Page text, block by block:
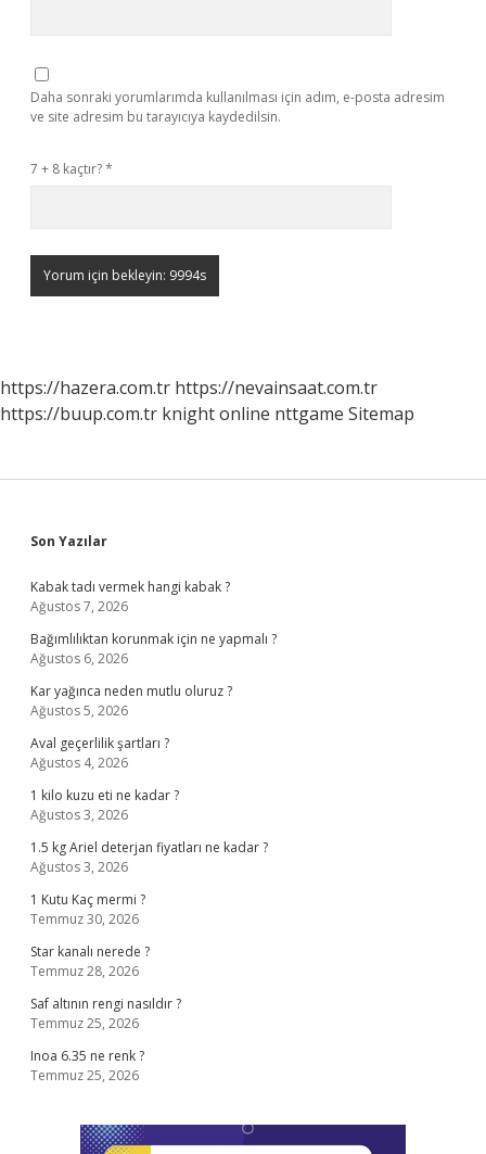
Daha sonraki yorumlarımda kullanılması için adım, e-posta adresim
ve site adresim bu tarayıcıya kaydedilsin.
7 + 8 kaçtır?*
https://hazera.com.tr https://nevainsaat.com.tr
https://buup.com.tr knight online nttgame Sitemap
Sidebar
Son Yazılar
Kabak tadı vermek hangi kabak ?
Ağustos 7, 2026
Bağımlılıktan korunmak için ne yapmalı ?
Ağustos 6, 2026
Kar yağınca neden mutlu oluruz ?
Ağustos 5, 2026
Aval geçerlilik şartları ?
Ağustos 4, 2026
1 kilo kuzu eti ne kadar ?
Ağustos 3, 2026
1.5 kg Ariel deterjan fiyatları ne kadar ?
Ağustos 3, 2026
1 Kutu Kaç mermi ?
Temmuz 30, 2026
Star kanalı nerede ?
Temmuz 28, 2026
Saf altının rengi nasıldır ?
Temmuz 25, 2026
Inoa 6.35 ne renk ?
Temmuz 25, 2026